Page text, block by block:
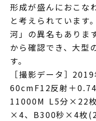
形成が盛んにおこな
と考えられています
河」の異名もありま
から確認でき、大型
す。
［撮影データ］
60cmF12反射＋
11000M L5分×22
×4、B300秒×4枚